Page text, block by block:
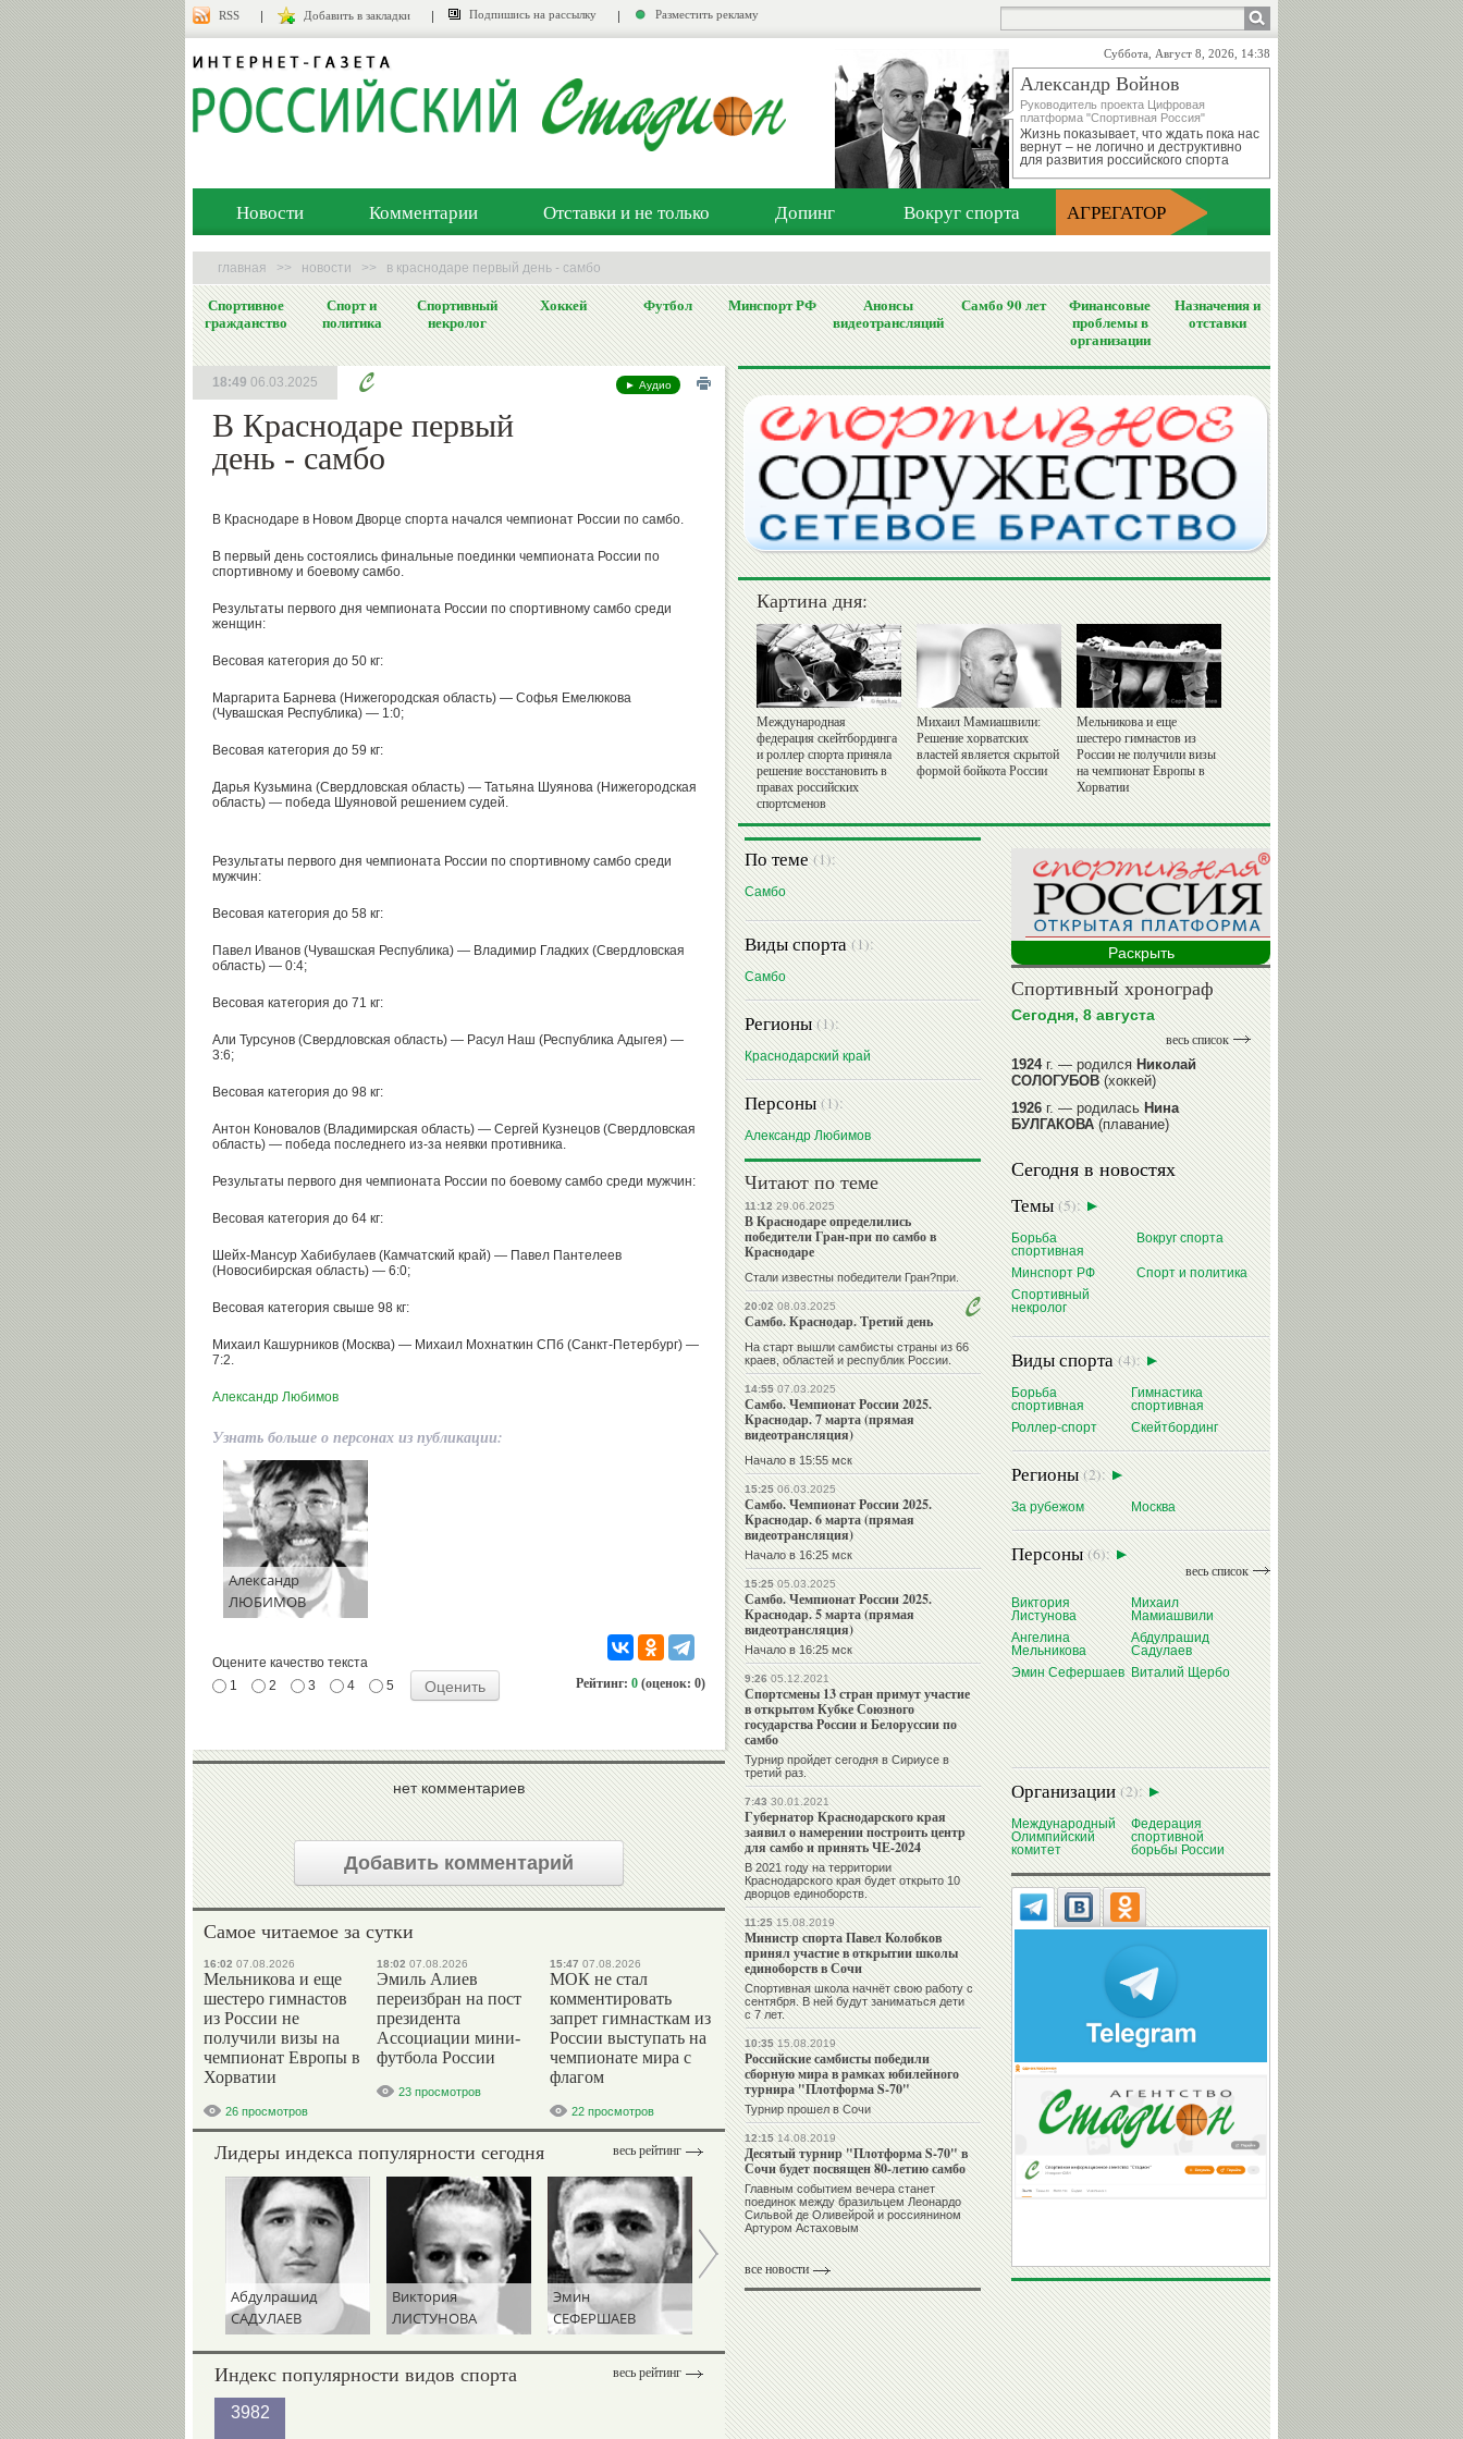
RSS Добавить в закладки Подпишись на рассылку Разместить рекламу
Суббота, Август 8, 2026, 14:38
Александр Войнов
Руководитель проекта Цифровая
платформа "Спортивная Россия"
Жизнь показывает, что ждать пока нас
вернут – не логично и деструктивно
для развития российского спорта
Новости Комментарии Отставки и не только Допинг Вокруг спорта АГРЕГАТОР
главная >> новости >> в краснодаре первый день - самбо
Спортивное
гражданство
Спорт и
политика
Спортивный
некролог
Хоккей Футбол Минспорт РФ
Анонсы
видеотрансляций
Самбо 90 лет
Финансовые
проблемы в
организации
Назначения и
отставки
► Аудио
В Краснодаре первый
день - самбо
18:49 06.03.2025
В Краснодаре в Новом Дворце спорта начался чемпионат России по самбо.
В первый день состоялись финальные поединки чемпионата России по
спортивному и боевому самбо.
Результаты первого дня чемпионата России по спортивному самбо среди
женщин:
Весовая категория до 50 кг:
Маргарита Барнева (Нижегородская область) — Софья Емелюкова
(Чувашская Республика) — 1:0;
Весовая категория до 59 кг:
Дарья Кузьмина (Свердловская область) — Татьяна Шуянова (Нижегородская
область) — победа Шуяновой решением судей.
Результаты первого дня чемпионата России по спортивному самбо среди
мужчин:
Весовая категория до 58 кг:
Павел Иванов (Чувашская Республика) — Владимир Гладких (Свердловская
область) — 0:4;
Весовая категория до 71 кг:
Али Турсунов (Свердловская область) — Расул Наш (Республика Адыгея) —
3:6;
Весовая категория до 98 кг:
Антон Коновалов (Владимирская область) — Сергей Кузнецов (Свердловская
область) — победа последнего из-за неявки противника.
Результаты первого дня чемпионата России по боевому самбо среди мужчин:
Весовая категория до 64 кг:
Шейх-Мансур Хабибулаев (Камчатский край) — Павел Пантелеев
(Новосибирская область) — 6:0;
Весовая категория свыше 98 кг:
Михаил Кашурников (Москва) — Михаил Мохнаткин СПб (Санкт-Петербург) —
7:2.
Александр Любимов
Узнать больше о персонах из публикации:
Александр
ЛЮБИМОВ
Оцените качество текста
Рейтинг: 0 (оценок: 0)
1 2 3 4 5
нет комментариев
Добавить комментарий
Самое читаемое за сутки
16:02 07.08.2026
Мельникова и еще
шестеро гимнастов
из России не
получили визы на
чемпионат Европы в
Хорватии
26 просмотров
18:02 07.08.2026
Эмиль Алиев
переизбран на пост
президента
Ассоциации мини-
футбола России
23 просмотров
15:47 07.08.2026
МОК не стал
комментировать
запрет гимнасткам из
России выступать на
чемпионате мира с
флагом
22 просмотров
весь рейтинг
Лидеры индекса популярности сегодня
Абдулрашид
САДУЛАЕВ
Виктория
ЛИСТУНОВА
Эмин
СЕФЕРШАЕВ
Михаил
МАМИАШВИЛИ
Виталий
ЩЕРБО
Ангелина
МЕЛЬНИКОВА
весь рейтинг
Индекс популярности видов спорта
3982
Картина дня:
Международная
федерация скейтбординга
и роллер спорта приняла
решение восстановить в
правах российских
спортсменов
Михаил Мамиашвили:
Решение хорватских
властей является скрытой
формой бойкота России
Мельникова и еще
шестеро гимнастов из
России не получили визы
на чемпионат Европы в
Хорватии
По теме(1):
Самбо
Виды спорта(1):
Самбо
Регионы(1):
Краснодарский край
Персоны(1):
Александр Любимов
Читают по теме
11:1229.06.2025
В Краснодаре определились
победители Гран-при по самбо в
Краснодаре
Стали известны победители Гран?при.
20:0208.03.2025
Самбо. Краснодар. Третий день
На старт вышли самбисты страны из 66
краев, областей и республик России.
14:5507.03.2025
Самбо. Чемпионат России 2025.
Краснодар. 7 марта (прямая
видеотрансляция)
Начало в 15:55 мск
15:2506.03.2025
Самбо. Чемпионат России 2025.
Краснодар. 6 марта (прямая
видеотрансляция)
Начало в 16:25 мск
15:2505.03.2025
Самбо. Чемпионат России 2025.
Краснодар. 5 марта (прямая
видеотрансляция)
Начало в 16:25 мск
9:2605.12.2021
Спортсмены 13 стран примут участие
в открытом Кубке Союзного
государства России и Белоруссии по
самбо
Турнир пройдет сегодня в Сириусе в
третий раз.
7:4330.01.2021
Губернатор Краснодарского края
заявил о намерении построить центр
для самбо и принять ЧЕ-2024
В 2021 году на территории
Краснодарского края будет открыто 10
дворцов единоборств.
11:2515.08.2019
Министр спорта Павел Колобков
принял участие в открытии школы
единоборств в Сочи
Спортивная школа начнёт свою работу с
сентября. В ней будут заниматься дети
с 7 лет.
10:3515.08.2019
Российские самбисты победили
сборную мира в рамках юбилейного
турнира "Плотформа S-70"
Турнир прошел в Сочи
12:1514.08.2019
Десятый турнир "Плотформа S-70" в
Сочи будет посвящен 80-летию самбо
Главным событием вечера станет
поединок между бразильцем Леонардо
Сильвой де Оливейрой и россиянином
Артуром Астаховым
все новости
Раскрыть
Спортивный хронограф
Сегодня, 8 августа
весь список
1924г. — родилсяНиколай
СОЛОГУБОВ(хоккей)
1926г. — родиласьНина
БУЛГАКОВА(плавание)
1941г. — родиласьРавиля
ПРОКОПЕНКО (САЛИМОВА)
(баскетбол)
1964г. — родилсяНиколай
ЖУРАВСКИЙ(гребля на байдарках
и каноэ)
1964г. — родилсяЮрий ХМЫЛЕВ
(хоккей)
читать далее
Сегодня в новостях
Темы(5):
Борьба
спортивная
Вокруг спорта
Минспорт РФ
Спорт и политика
Спортивный
некролог
Виды спорта(4):
Борьба
спортивная
Гимнастика
спортивная
Роллер-спорт
Скейтбординг
Регионы(2):
За рубежом Москва
Персоны(6):
весь список
Виктория
Листунова
Михаил
Мамиашвили
Ангелина
Мельникова
Абдулрашид
Садулаев
Эмин Сефершаев Виталий Щербо
Организации(2):
Международный
Олимпийский
комитет
Федерация
спортивной
борьбы России